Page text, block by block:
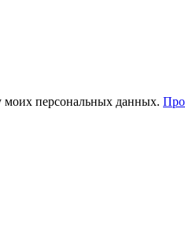
моих персональных данных.